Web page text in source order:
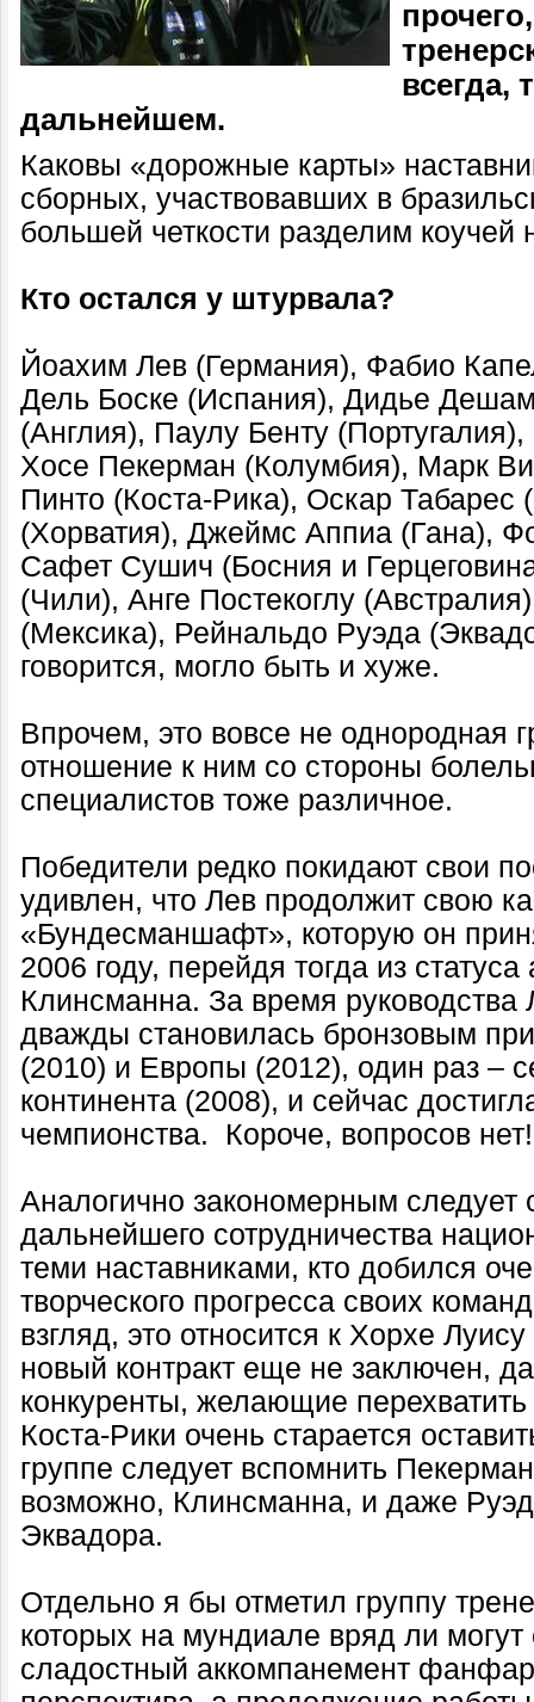
всегда,
дальнейшем.
Каковы «дорожные карты»
сборных, участвовавших в
большей четкости разделим коучей
Кто остался у штурвала?
Йоахим Лев (Германия), Фабио
Дель Боске (Испания), Дидье
(Англия), Паулу Бенту
Хосе Пекерман (Колумбия), Марк
Пинто (Коста-Рика), Оскар Табарес
(Хорватия), Джеймс Аппиа (Гана),
Сафет Сушич (Босния и
(Чили), Анге Постекоглу
(Мексика), Рейнальдо Руэда
говорится, могло быть и хуже.
Впрочем, это вовсе не однородная
отношение к ним со стороны
специалистов тоже различное.
Победители редко покидают свои
удивлен, что Лев продолжит свою
«Бундесманшафт», которую он
2006 году, перейдя тогда из
Клинсманна. За время
дважды становилась бронзовым
(2010) и Европы (2012), один раз –
континента (2008), и сейчас
чемпионства.
Короче, вопросов нет!
Аналогично закономерным следует
дальнейшего сотрудничества
теми наставниками, кто добился
творческого прогресса своих
взгляд, это относится к Хорхе
новый контракт еще не заключен,
конкуренты, желающие
Коста-Рики очень старается
группе следует вспомнить
возможно, Клинсманна, и даже
Эквадора.
Отдельно я бы отметил группу
которых на мундиале вряд ли могут
сладостный аккомпанемент